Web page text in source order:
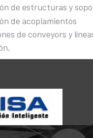
de estructuras y
de acoplamientos
de conveyors y